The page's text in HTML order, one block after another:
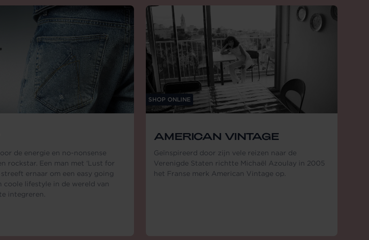
de energie en no-nonsense
rockstar. Een man met ‘Lust for
streeft ernaar om een easy going
coole lifestyle in de wereld van
integreren.
SHOP ONLINE
AMERICAN VINTAGE
Geïnspireerd door zijn vele reizen naar de
Verenigde Staten richtte Michaël Azoulay in 2005
het Franse merk American Vintage op.